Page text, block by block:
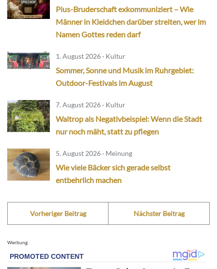
Pius-Bruderschaft exkommuniziert – Wie
Männer in Kleidchen darüber streiten, wer im
Namen Gottes reden darf
1. August 2026 · Kultur
Sommer, Sonne und Musik im Ruhrgebiet:
Outdoor-Festivals im August
7. August 2026 · Kultur
Waltrop als Negativbeispiel: Wenn die Stadt
nur noch mäht, statt zu pflegen
5. August 2026 · Meinung
Wie viele Bäcker sich gerade selbst
entbehrlich machen
Vorheriger Beitrag Nächster Beitrag
Werbung